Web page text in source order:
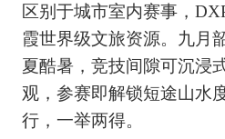
区别于城市室内赛事，
霞世界级文旅资源。九月
夏酷暑，竞技间隙可沉浸
观，参赛即解锁短途山水
行，一举两得。